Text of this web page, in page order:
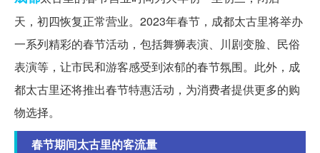
天，初四恢复正常营业。2023年春节，成都太古里将举办
一系列精彩的春节活动，包括舞狮表演、川剧变脸、民俗
表演等，让市民和游客感受到浓郁的春节氛围。此外，成
都太古里还将推出春节特惠活动，为消费者提供更多的购
物选择。
春节期间太古里的客流量